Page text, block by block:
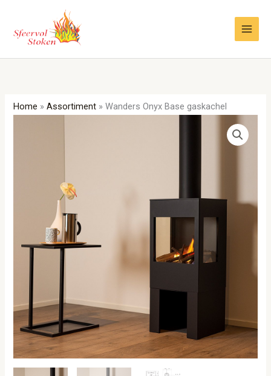
inhoud
Home »Assortiment »Wanders Onyx Base gaskachel